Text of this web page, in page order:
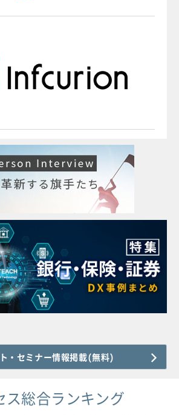
・セミナー情報掲載(無料)
ス総合ランキング